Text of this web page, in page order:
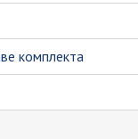
комплекта